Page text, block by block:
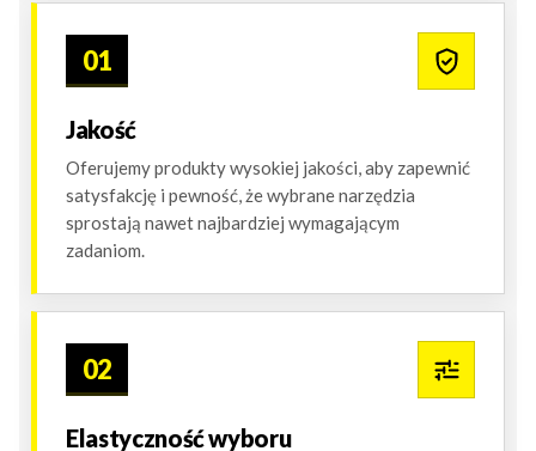
01
Jakość
Oferujemy produkty wysokiej jakości, aby zapewnić
satysfakcję i pewność, że wybrane narzędzia
sprostają nawet najbardziej wymagającym
zadaniom.
02
Elastyczność wyboru